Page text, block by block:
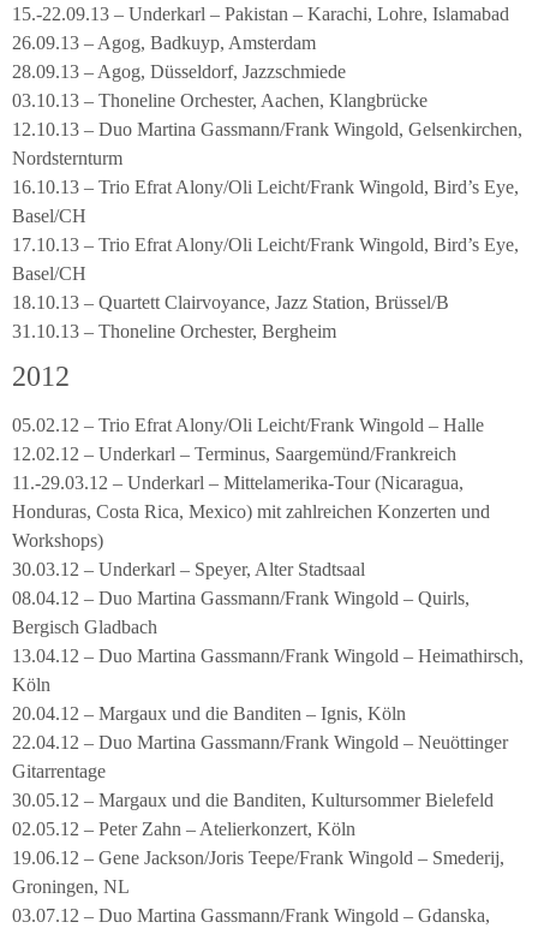
15.-22.09.13 – Underkarl – Pakistan – Karachi, Lohre, Islamabad
26.09.13 – Agog, Badkuyp, Amsterdam
28.09.13 – Agog, Düsseldorf, Jazzschmiede
03.10.13 – Thoneline Orchester, Aachen, Klangbrücke
12.10.13 – Duo Martina Gassmann/Frank Wingold, Gelsenkirchen,
Nordsternturm
16.10.13 – Trio Efrat Alony/Oli Leicht/Frank Wingold, Bird’s Eye,
Basel/CH
17.10.13 – Trio Efrat Alony/Oli Leicht/Frank Wingold, Bird’s Eye,
Basel/CH
18.10.13 – Quartett Clairvoyance, Jazz Station, Brüssel/B
31.10.13 – Thoneline Orchester, Bergheim
2012
05.02.12 – Trio Efrat Alony/Oli Leicht/Frank Wingold – Halle
12.02.12 – Underkarl – Terminus, Saargemünd/Frankreich
11.-29.03.12 – Underkarl – Mittelamerika-Tour (Nicaragua,
Honduras, Costa Rica, Mexico) mit zahlreichen Konzerten und
Workshops)
30.03.12 – Underkarl – Speyer, Alter Stadtsaal
08.04.12 – Duo Martina Gassmann/Frank Wingold – Quirls,
Bergisch Gladbach
13.04.12 – Duo Martina Gassmann/Frank Wingold – Heimathirsch,
Köln
20.04.12 – Margaux und die Banditen – Ignis, Köln
22.04.12 – Duo Martina Gassmann/Frank Wingold – Neuöttinger
Gitarrentage
30.05.12 – Margaux und die Banditen, Kultursommer Bielefeld
02.05.12 – Peter Zahn – Atelierkonzert, Köln
19.06.12 – Gene Jackson/Joris Teepe/Frank Wingold – Smederij,
Groningen, NL
03.07.12 – Duo Martina Gassmann/Frank Wingold – Gdanska,